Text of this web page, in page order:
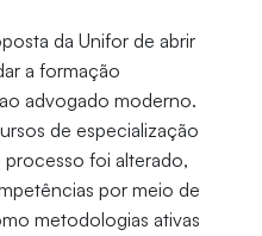
da Unifor de abrir
a formação
advogado moderno.
de especialização
foi alterado,
por meio de
metodologias ativas